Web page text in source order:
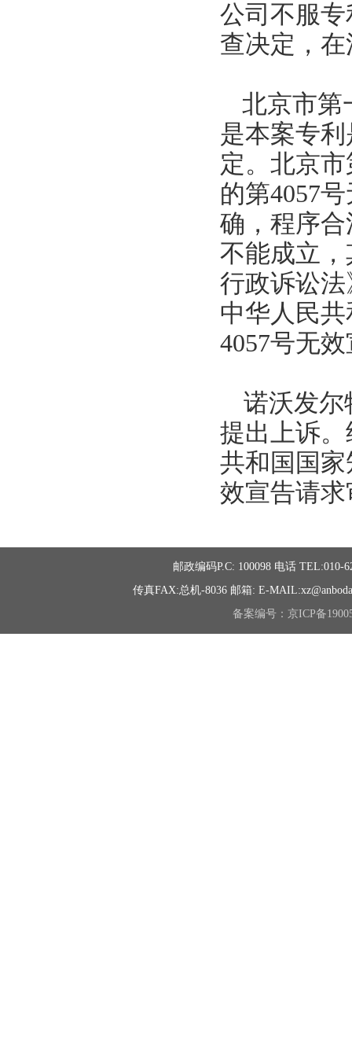
公司不服
查决定，
北京市第
是本案专
定。北京
的第4057号
确，程序
不能成立
行政诉讼
中华人民
4057号无
诺沃发尔
提出上诉。
共和国国
效宣告请
邮政编码P.C: 100098 电话 TEL:010-
传真FAX:总机-8036 邮箱: E-
备案编号：京ICP备